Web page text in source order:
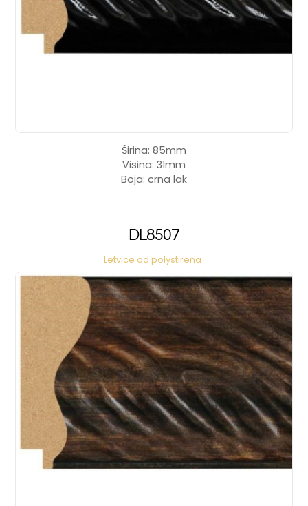
Širina: 85mm
Visina: 31mm
Boja: crna lak
DL8507
Letvice od polystirena